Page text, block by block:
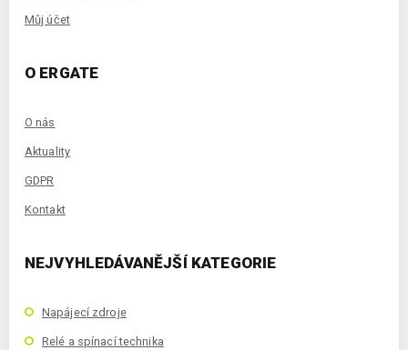
Můj účet
O ERGATE
O nás
Aktuality
GDPR
Kontakt
NEJVYHLEDÁVANĚJŠÍ KATEGORIE
Napájecí zdroje
Relé a spínací technika